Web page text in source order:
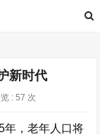
新时代
: 57 次
年，老年人口将